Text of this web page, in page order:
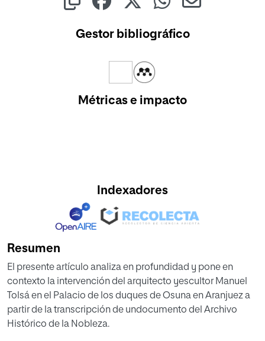
Gestor bibliográfico
Métricas e impacto
Indexadores
Resumen
El presente artículo analiza en profundidad y pone en
contexto la intervención del arquitecto yescultor Manuel
Tolsá en el Palacio de los duques de Osuna en Aranjuez a
partir de la transcripción de undocumento del Archivo
Histórico de la Nobleza.